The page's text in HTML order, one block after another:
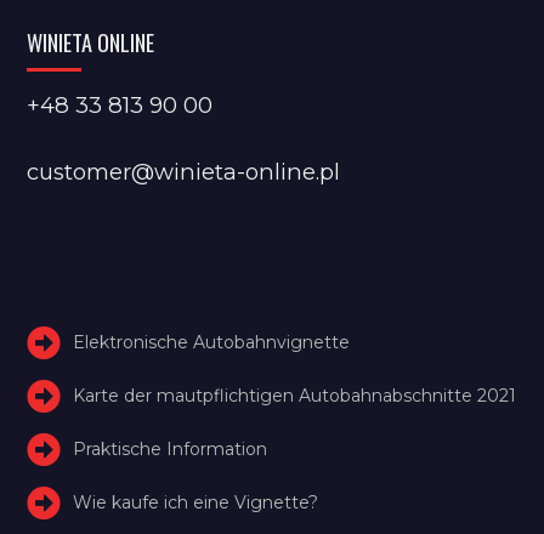
WINIETA ONLINE
+48 33 813 90 00
customer@winieta-online.pl
Elektronische Autobahnvignette
Karte der mautpflichtigen Autobahnabschnitte 2021
Praktische Information
Wie kaufe ich eine Vignette?